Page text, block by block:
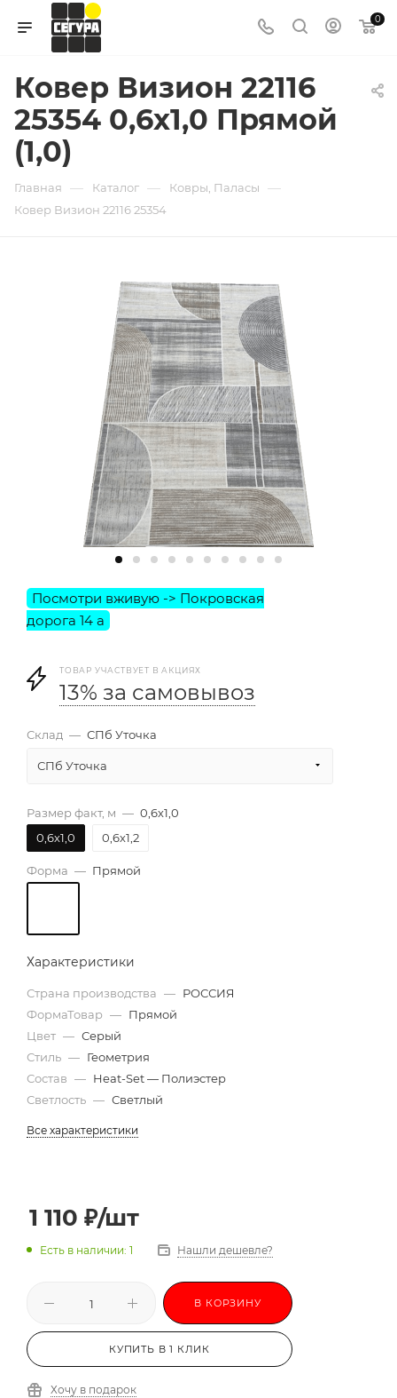
0
Ковер Визион 22116
25354 0,6х1,0 Прямой
(1,0)
Главная — Каталог — Ковры, Паласы —
Ковер Визион 22116 25354
ТОВАР УЧАСТВУЕТ В АКЦИЯХ
13% за самовывоз
Склад — СПб Уточка
СПб Уточка
Размер факт, м — 0,6х1,0
0,6х1,0
0,6х1,2
Форма — Прямой
Характеристики
Страна производства — РОССИЯ
ФормаТовар — Прямой
Цвет — Серый
Стиль — Геометрия
Состав — Heat-Set — Полиэстер
Светлость — Светлый
Все характеристики
1 110 ₽/шт
Есть в наличии: 1 Нашли дешевле?
В КОРЗИНУ
КУПИТЬ В 1 КЛИК
Хочу в подарок